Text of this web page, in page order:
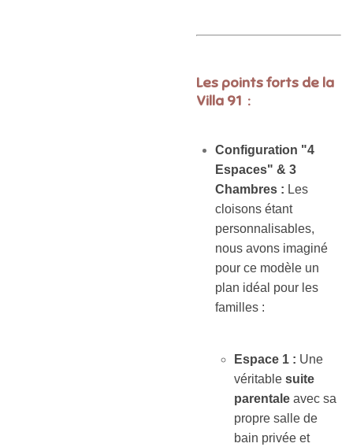
Les points forts de la
Villa 91 :
Configuration "4
Espaces" & 3
Chambres : Les
cloisons étant
personnalisables,
nous avons imaginé
pour ce modèle un
plan idéal pour les
familles :
Espace 1 : Une
véritable suite
parentale avec sa
propre salle de
bain privée et